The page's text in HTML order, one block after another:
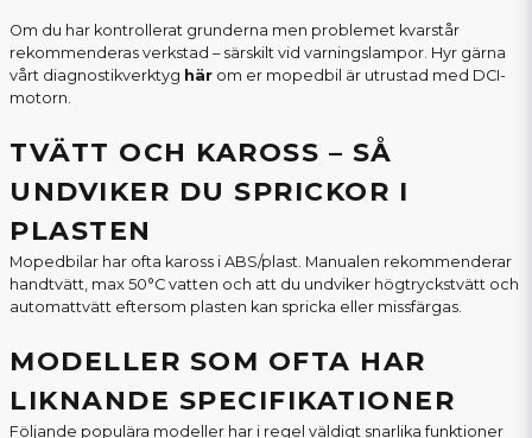
Om du har kontrollerat grunderna men problemet kvarstår
rekommenderas verkstad – särskilt vid varningslampor. Hyr gärna
vårt diagnostikverktyg här om er mopedbil är utrustad med DCI-
motorn.
TVÄTT OCH KAROSS – SÅ
UNDVIKER DU SPRICKOR I
PLASTEN
Mopedbilar har ofta kaross i ABS/plast. Manualen rekommenderar
handtvätt, max 50°C vatten och att du undviker högtryckstvätt och
automattvätt eftersom plasten kan spricka eller missfärgas.
MODELLER SOM OFTA HAR
LIKNANDE SPECIFIKATIONER
Följande populära modeller har i regel väldigt snarlika funktioner